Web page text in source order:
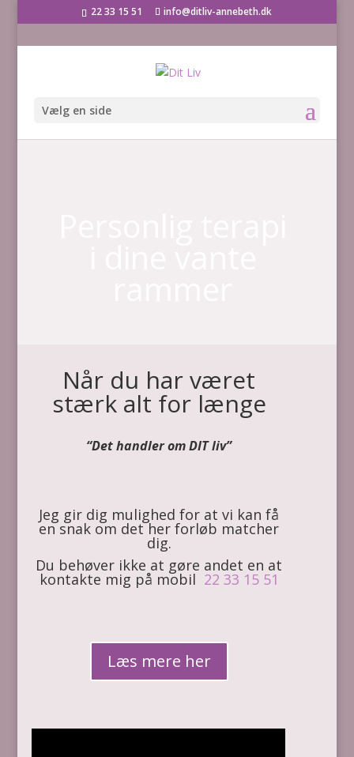
22 33 15 51 info@ditliv-annebeth.dk
Vælg en side
Når du har været
stærk alt for længe
“Det handler om DIT liv”
Jeg gir dig mulighed for at vi kan få
en snak om det her forløb matcher
dig.
Du behøver ikke at gøre andet en at
kontakte mig på mobil 22 33 15 51
Læs mere her